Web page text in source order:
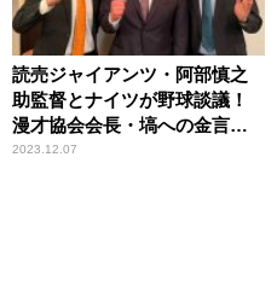
読売ジャイアンツ・阿部慎之
助監督とナイツが野球談議！
漫才協会会長・塙への金言
も……！？
2023.12.07